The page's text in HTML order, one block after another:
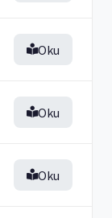
Oku
Oku
Oku